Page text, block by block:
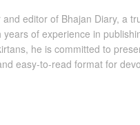
editor of Bhajan Diary, a
of experience in
he is committed to
easy-to-read format for